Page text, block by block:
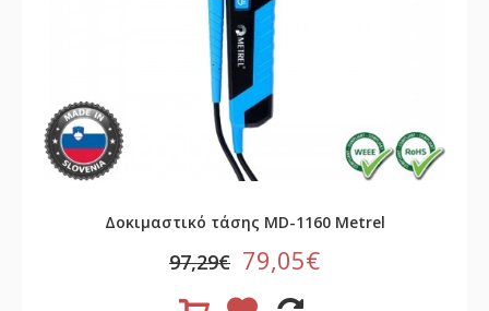
Δοκιμαστικό τάσης MD-1160 Metrel
97,29€ 79,05€